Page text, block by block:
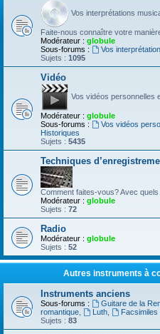
Vos interprétations
Faite-nous connaître votre
Modérateur : globule
Sous-forums :
Vos
Sujets : 1095
Vidéo
Vos vidéos personnelles
Modérateur : globule
Sous-forums :
Vos vidéos
Historiques
Sujets : 5435
Techniques
Comment faites-vous? Avec quels
Modérateur : globule
Sujets : 72
Radio
Modérateur : globule
Sujets : 52
Autres instruments à
Instruments anciens
Sous-forums : Guitare de la
romantique
Luth,
Facsimiles
Sujets : 83